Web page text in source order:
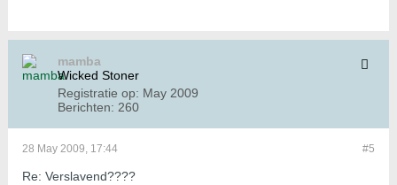
mamba
Wicked Stoner
Registratie op: May 2009
Berichten: 260
#5
28 May 2009, 17:44
Re: Verslavend????